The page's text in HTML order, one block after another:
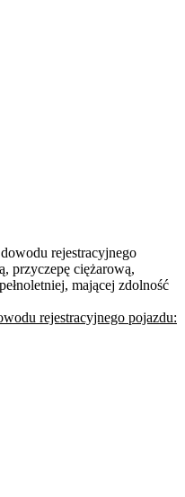
rejestracyjnego
przyczepę ciężarową,
mającej zdolność
rejestracyjnego pojazdu: